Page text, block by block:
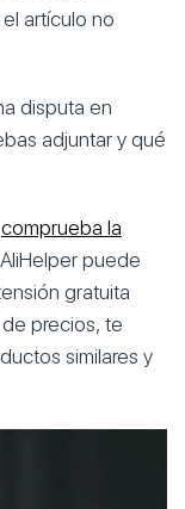
artículo no
disputa en
adjuntar y qué
comprueba la
puede
gratuita
precios, te
similares y